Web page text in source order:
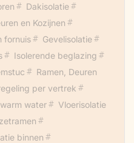
Dakisolatie
en Kozijnen
fornuis
Gevelisolatie
Isolerende beglazing
Ramen, Deuren
per vertrek
water
Vloerisolatie
binnen